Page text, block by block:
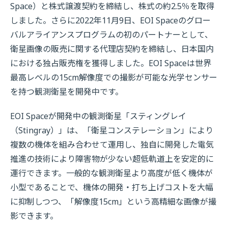
Space）と株式譲渡契約を締結し、株式の約2.5％を取得
しました。さらに2022年11月9日、EOI Spaceのグロー
バルアライアンスプログラムの初のパートナーとして、
衛星画像の販売に関する代理店契約を締結し、日本国内
における独占販売権を獲得しました。EOI Spaceは世界
最高レベルの15cm解像度での撮影が可能な光学センサー
を持つ観測衛星を開発中です。
EOI Spaceが開発中の観測衛星「スティングレイ
（Stingray）」は、「衛星コンステレーション」により
複数の機体を組み合わせて運用し、独自に開発した電気
推進の技術により障害物が少ない超低軌道上を安定的に
運行できます。一般的な観測衛星より高度が低く機体が
小型であることで、機体の開発・打ち上げコストを大幅
に抑制しつつ、「解像度15cm」という高精細な画像が撮
影できます。